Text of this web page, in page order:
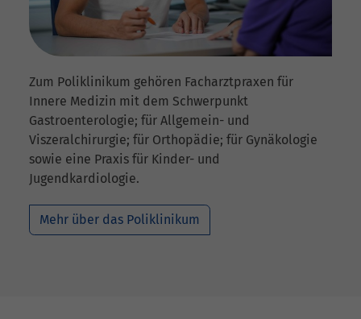
Zum Poliklinikum gehören Facharztpraxen für
Innere Medizin mit dem Schwerpunkt
Gastroenterologie; für Allgemein- und
Viszeralchirurgie; für Orthopädie; für Gynäkologie
sowie eine Praxis für Kinder- und
Jugendkardiologie.
Mehr über das Poliklinikum